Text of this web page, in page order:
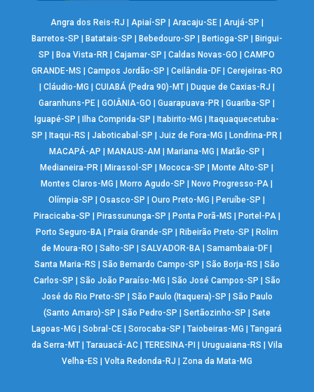
Angra dos Reis-RJ | Apiaí-SP | Aracaju-SE| Arujá-SP |
Barretos-SP | Batatais-SP | Bebedouro-SP | Bertioga-SP | Birigui-
SP |Boa Vista-RR |Cajamar-SP |Caldas Novas-GO |CAMPO
GRANDE-MS | Campos Jordão-SP | Ceilândia-DF| Cerejeiras-RO
| Cláudio-MG | CUIABÁ (Pedra 90)-MT| Duque de Caxias-RJ |
Garanhuns-PE |GOIÂNIA-GO |Guarapuava-PR |Guariba-SP |
Iguapé-SP |Ilha Comprida-SP |Itabirito-MG |Itaquaquecetuba-
SP |Itaqui-RS |Jaboticabal-SP |Juiz de Fora-MG |Londrina-PR |
MACAPÁ-AP |MANAUS-AM |Mariana-MG |Matão-SP |
Medianeira-PR |Mirassol-SP |Mococa-SP |Monte Alto-SP |
Montes Claros-MG |Morro Agudo-SP |Novo Progresso-PA |
Olímpia-SP |Osasco-SP |Ouro Preto-MG |Peruíbe-SP |
Piracicaba-SP | Pirassununga-SP | Ponta Porã-MS | Portel-PA|
Porto Seguro-BA| Praia Grande-SP | Ribeirão Preto-SP | Rolim
de Moura-RO |Salto-SP |SALVADOR-BA |Samambaia-DF |
Santa Maria-RS | São Bernardo Campo-SP | São Borja-RS | São
Carlos-SP | São João Paraíso-MG | São José Campos-SP | São
José do Rio Preto-SP | São Paulo (Itaquera)-SP | São Paulo
(Santo Amaro)-SP | São Pedro-SP | Sertãozinho-SP | Sete
Lagoas-MG |Sobral-CE |Sorocaba-SP |Taiobeiras-MG |Tangará
da Serra-MT| Tarauacá-AC| TERESINA-PI | Uruguaiana-RS | Vila
Velha-ES | Volta Redonda-RJ | Zona da Mata-MG